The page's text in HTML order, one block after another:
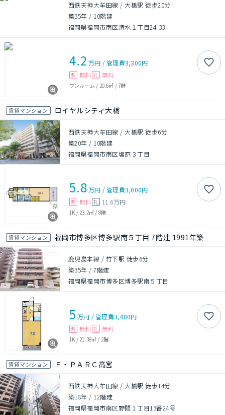
西鉄天神大牟田線 / 大橋駅 徒歩20分
築35年 / 10階建
福岡県福岡市南区清水１丁目24-33
4.2 万円 /管理費3,300円
敷 無料 礼 無料
ワンルーム / 20.6㎡ /7階
賃貸マンション ロイヤルシティ大橋
西鉄天神大牟田線 / 大橋駅 徒歩6分
築20年 / 10階建
福岡県福岡市南区塩原３丁目
5.8万円 /管理費3,000円
敷 無料 礼 11.6万円
1K / 23.2㎡ / 8階
賃貸マンション 福岡市博多区博多駅南５丁目 7階建 1991年築
鹿児島本線 / 竹下駅 徒歩6分
築35年 /7階建
福岡県福岡市博多区博多駅南５丁目
5 万円 /管理費3,400円
敷 無料 礼 無料
1K / 21.38㎡ / 2階
賃貸マンション Ｆ・ＰＡＲＣ高宮
西鉄天神大牟田線 / 大橋駅 徒歩14分
築18年 / 12階建
福岡県福岡市南区野間１丁目13番24号